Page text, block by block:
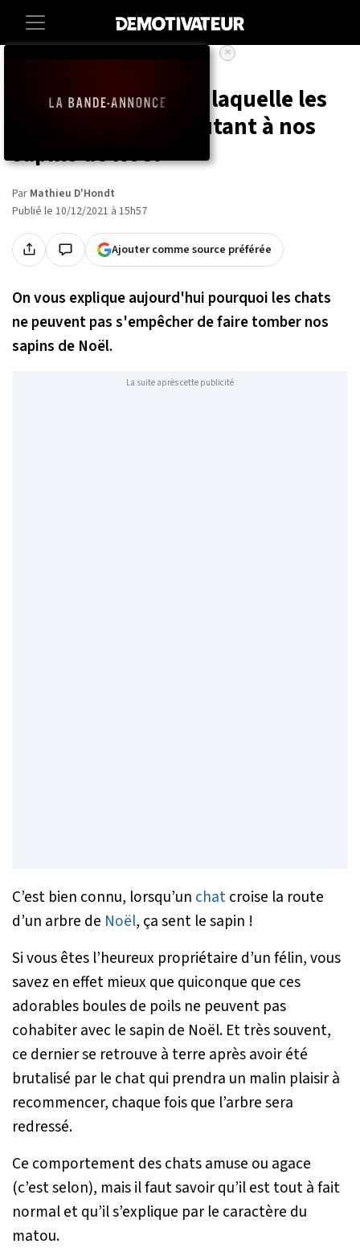
Voici la raison pour laquelle les
chats en veulent autant à nos
sapins de Noël
Par Mathieu D'Hondt
Publié le 10/12/2021 à 15h57
Ajouter comme source préférée
On vous explique aujourd'hui pourquoi les chats
ne peuvent pas s'empêcher de faire tomber nos
sapins de Noël.
La suite après cette publicité
C’est bien connu, lorsqu’un chatcroise la route
d’un arbre de Noël, ça sent le sapin !
Si vous êtes l’heureux propriétaire d’un félin, vous
savez en effet mieux que quiconque que ces
adorables boules de poils ne peuvent pas
cohabiter avec le sapin de Noël. Et très souvent,
ce dernier se retrouve à terre après avoir été
brutalisé par le chat qui prendra un malin plaisir à
recommencer, chaque fois que l’arbre sera
redressé.
Ce comportement des chats amuse ou agace
(c’est selon), mais il faut savoir qu’il est tout à fait
normal et qu’il s’explique par le caractère du
matou.
×